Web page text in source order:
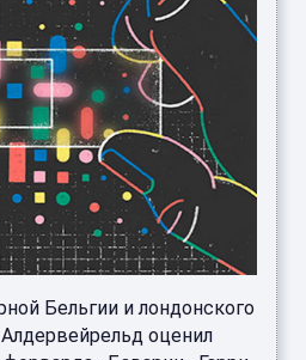
Бельгии и лондонского
оценил